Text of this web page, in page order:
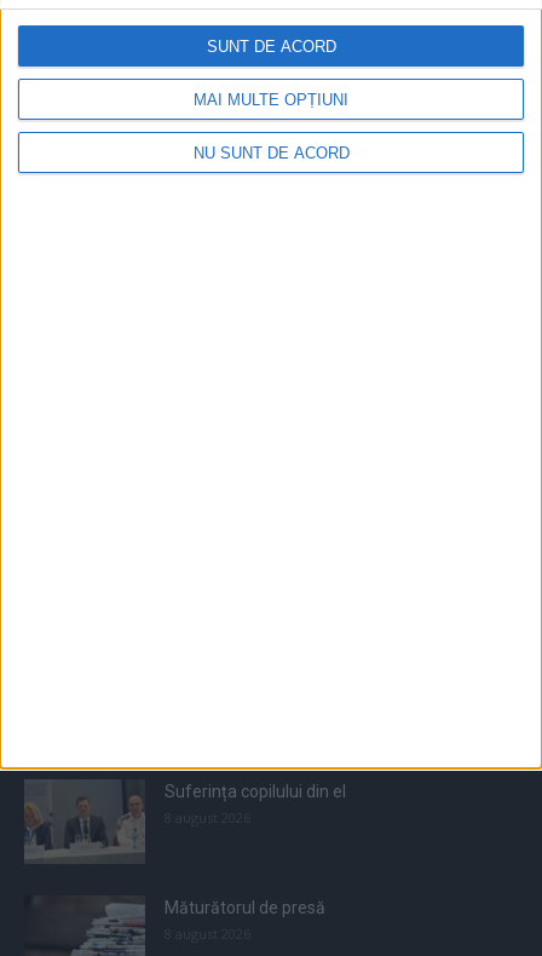
MAI MULTE OPȚIUNI
NU SUNT DE ACORD
SUNT DE ACORD
Suferința copilului din el
Măturătorul de presă